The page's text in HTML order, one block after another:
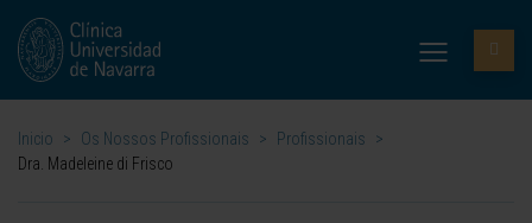
Inicio > Os Nossos Profissionais > Profissionais
>
Dra. Madeleine di Frisco